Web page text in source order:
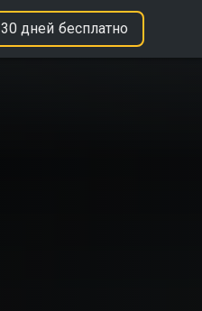
30 дней бесплатно